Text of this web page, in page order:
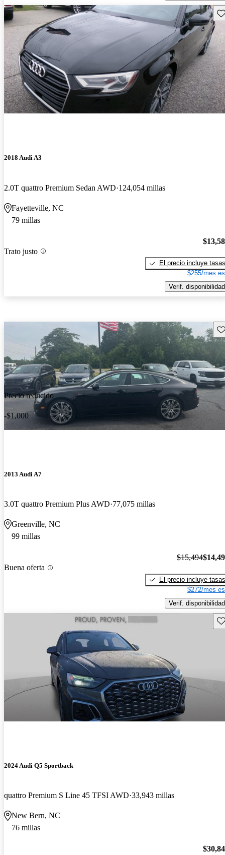
2018 Audi A3
2.0T quattro Premium Sedan AWD 124,054 millas
Fayetteville, NC
79 millas
Trato justo
El precio incluye tasas
$255/mes
Verif. disponibilidad
Precio reducido
-$1,000
2013 Audi A7
3.0T quattro Premium Plus AWD 77,075 millas
Greenville, NC
99 millas
Buena oferta
$15,494
El precio incluye tasas
$272/mes
Verif. disponibilidad
2024 Audi Q5 Sportback
quattro Premium S Line 45 TFSI AWD 33,943 millas
New Bern, NC
76 millas